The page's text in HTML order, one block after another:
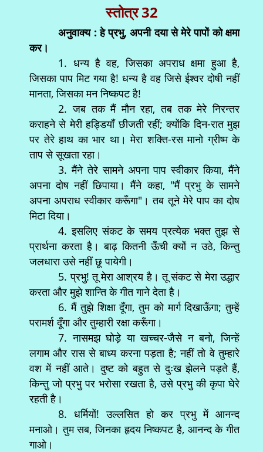
स्तोत्र 32
अनुवाक्य : हे प्रभु, अपनी दया से मेरे पापों को क्षमा
कर।
1. धन्य है वह, जिसका अपराध क्षमा हुआ है,
जिसका पाप मिट गया है! धन्य है वह जिसे ईश्वर दोषी नहीं
मानता, जिसका मन निष्कपट है!
2. जब तक मैं मौन रहा, तब तक मेरे निरन्तर
कराहने से मेरी हड्डियाँ छीजती रहीं; क्योंकि दिन-रात मुझ
पर तेरे हाथ का भार था। मेरा शक्ति-रस मानो ग्रीष्म के
ताप से सूखता रहा।
3. मैंने तेरे सामने अपना पाप स्वीकार किया, मैंने
अपना दोष नहीं छिपाया। मैंने कहा, "मैं प्रभु के सामने
अपना अपराध स्वीकार करूँगा"। तब तूने मेरे पाप का दोष
मिटा दिया।
4. इसलिए संकट के समय प्रत्येक भक्त तुझ से
प्रार्थना करता है। बाढ़ कितनी ऊँची क्यों न उठे, किन्तु
जलधारा उसे नहीं छू पायेगी।
5. प्रभु! तू मेरा आश्रय है। तू संकट से मेरा उद्धार
करता और मुझे शान्ति के गीत गाने देता है।
6. मैं तुझे शिक्षा दूँगा, तुम को मार्ग दिखाऊँगा; तुम्हें
परामर्श दूँगा और तुम्हारी रक्षा करूँगा।
7. नासमझ घोड़े या खच्चर-जैसे न बनो, जिन्हें
लगाम और रास से बाध्य करना पड़ता है; नहीं तो वे तुम्हारे
वश में नहीं आते। दुष्ट को बहुत से दुःख झेलने पड़ते हैं,
किन्तु जो प्रभु पर भरोसा रखता है, उसे प्रभु की कृपा घेरे
रहती है।
8. धर्मियों! उल्लसित हो कर प्रभु में आनन्द
मनाओ। तुम सब, जिनका हृदय निष्कपट है, आनन्द के गीत
गाओ।